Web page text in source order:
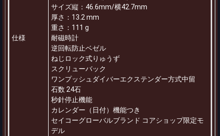
仕様
サイズ縦：46.6mm/横42.7mm
厚さ：13.2 mm
重さ：111 g
耐磁時計
逆回転防止ベゼル
ねじロック式りゅうず
スクリューバック
ワンプッシュダイバーエクステンダー方式中留
石数 24石
秒針停止機能
カレンダー（日付）機能つき
セイコーグローバルブランド コアショップ限定モ
デル